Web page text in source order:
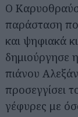
Ο
παράσταση
και ψηφιακά
δημιούργησε
πιάνου
προσεγγίσει
γέφυρες με